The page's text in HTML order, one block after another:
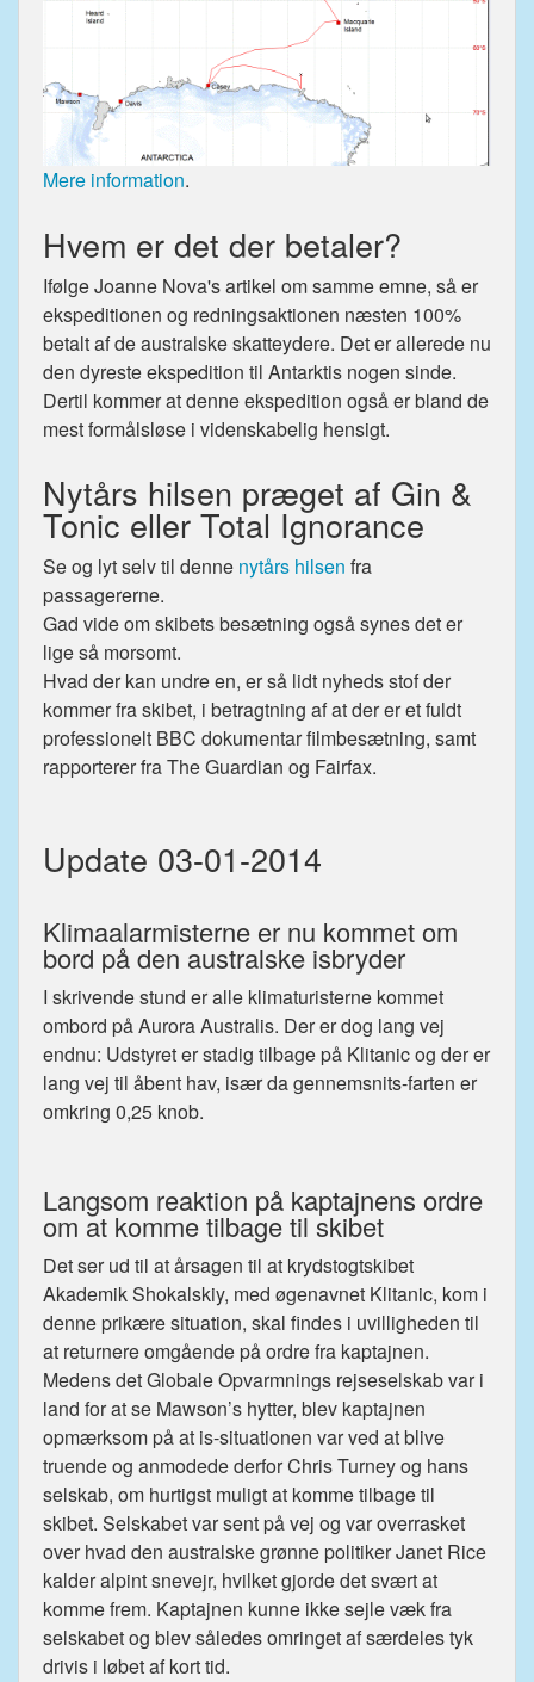
Mere information.
Hvem er det der betaler?
Ifølge Joanne Nova's artikel om samme emne, så er
ekspeditionen og redningsaktionen næsten 100%
betalt af de australske skatteydere. Det er allerede nu
den dyreste ekspedition til Antarktis nogen sinde.
Dertil kommer at denne ekspedition også er bland de
mest formålsløse i videnskabelig hensigt.
Nytårs hilsen præget af Gin &
Tonic eller Total Ignorance
Se og lyt selv til denne nytårs hilsen fra
passagererne.
Gad vide om skibets besætning også synes det er
lige så morsomt.
Hvad der kan undre en, er så lidt nyheds stof der
kommer fra skibet, i betragtning af at der er et fuldt
professionelt BBC dokumentar filmbesætning, samt
rapporterer fra The Guardian og Fairfax.
Update 03-01-2014
Klimaalarmisterne er nu kommet om
bord på den australske isbryder
I skrivende stund er alle klimaturisterne kommet
ombord på Aurora Australis. Der er dog lang vej
endnu: Udstyret er stadig tilbage på Klitanic og der er
lang vej til åbent hav, især da gennemsnits-farten er
omkring 0,25 knob.
Langsom reaktion på kaptajnens ordre
om at komme tilbage til skibet
Det ser ud til at årsagen til at krydstogtskibet
Akademik Shokalskiy, med øgenavnet Klitanic, kom i
denne prikære situation, skal findes i uvilligheden til
at returnere omgående på ordre fra kaptajnen.
Medens det Globale Opvarmnings rejseselskab var i
land for at se Mawson’s hytter, blev kaptajnen
opmærksom på at is-situationen var ved at blive
truende og anmodede derfor Chris Turney og hans
selskab, om hurtigst muligt at komme tilbage til
skibet. Selskabet var sent på vej og var overrasket
over hvad den australske grønne politiker Janet Rice
kalder alpint snevejr, hvilket gjorde det svært at
komme frem. Kaptajnen kunne ikke sejle væk fra
selskabet og blev således omringet af særdeles tyk
drivis i løbet af kort tid.